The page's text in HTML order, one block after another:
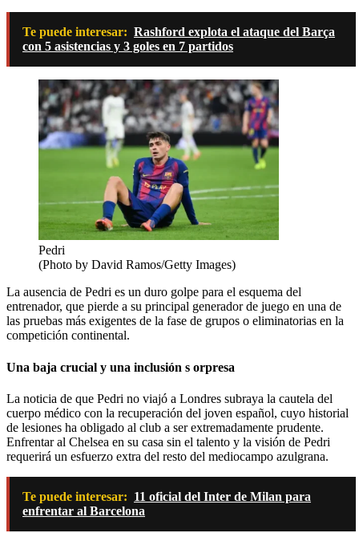
Te puede interesar: Rashford explota el ataque del Barça
con 5 asistencias y 3 goles en 7 partidos
Pedri
(Photo by David Ramos/Getty Images)
La ausencia de Pedri es un duro golpe para el esquema del
entrenador, que pierde a su principal generador de juego en una de
las pruebas más exigentes de la fase de grupos o eliminatorias en la
competición continental.
Una baja crucial y una inclusión s orpresa
La noticia de que Pedri no viajó a Londres subraya la cautela del
cuerpo médico con la recuperación del joven español, cuyo historial
de lesiones ha obligado al club a ser extremadamente prudente.
Enfrentar al Chelsea en su casa sin el talento y la visión de Pedri
requerirá un esfuerzo extra del resto del mediocampo azulgrana.
Te puede interesar: 11 oficial del Inter de Milan para
enfrentar al Barcelona